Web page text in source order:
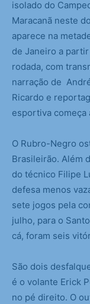
isolado do
Maracanã neste
aparece na
de Janeiro a
rodada, com
narração de
Ricardo e
esportiva começa
O Rubro-Negro
Brasileirão. Além
do técnico Filipe
defesa menos
sete jogos pela
julho, para o
cá, foram seis
São dois
é o volante Erick
no pé direito. O